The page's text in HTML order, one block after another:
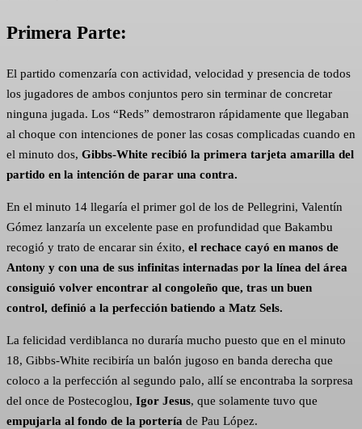
Primera Parte:
El partido comenzaría con actividad, velocidad y presencia de todos
los jugadores de ambos conjuntos pero sin terminar de concretar
ninguna jugada. Los “Reds” demostraron rápidamente que llegaban
al choque con intenciones de poner las cosas complicadas cuando en
el minuto dos, Gibbs-White recibió la primera tarjeta amarilla del
partido en la intención de parar una contra.
En el minuto 14 llegaría el primer gol de los de Pellegrini, Valentín
Gómez lanzaría un excelente pase en profundidad que Bakambu
recogió y trato de encarar sin éxito, el rechace cayó en manos de
Antony y con una de sus infinitas internadas por la línea del área
consiguió volver encontrar al congoleño que, tras un buen
control, definió a la perfección batiendo a Matz Sels.
La felicidad verdiblanca no duraría mucho puesto que en el minuto
18, Gibbs-White recibiría un balón jugoso en banda derecha que
coloco a la perfección al segundo palo, allí se encontraba la sorpresa
del once de Postecoglou, Igor Jesus, que solamente tuvo que
empujarla al fondo de la portería de Pau López.